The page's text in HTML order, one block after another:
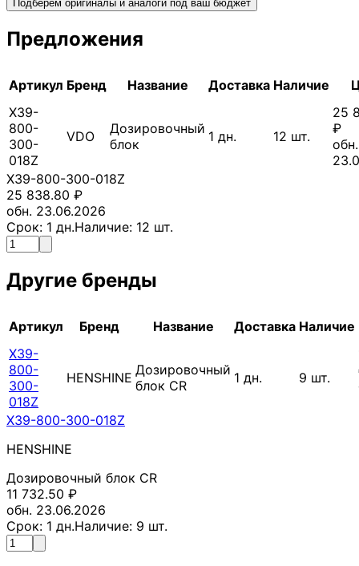
Подберём оригиналы и аналоги под ваш бюджет
Предложения
Артикул Бренд Название Доставка Наличие
X39-
800-
300-
018Z
VDO
Дозировочный
блок
1 дн. 12 шт.
25
₽
обн.
X39-800-300-018Z
25 838.80 ₽
обн. 23.06.2026
Срок: 1 дн.Наличие: 12 шт.
Другие бренды
Артикул Бренд Название Доставка Наличие
X39-
800-
300-
018Z
HENSHINE Дозировочный
блок CR
1 дн. 9 шт.
X39-800-300-018Z
HENSHINE
Дозировочный блок CR
11 732.50 ₽
обн. 23.06.2026
Срок: 1 дн.Наличие: 9 шт.